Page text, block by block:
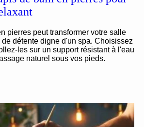
pierres peut transformer votre salle
détente digne d'un spa. Choisissez
les sur un support résistant à l'eau
naturel sous vos pieds.